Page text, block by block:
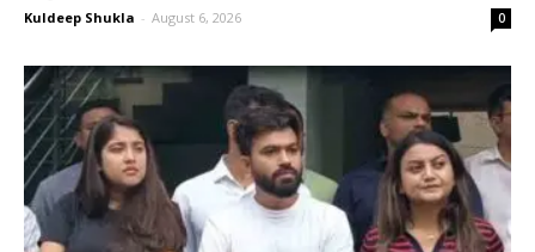
Kuldeep Shukla - August 6, 2026 0